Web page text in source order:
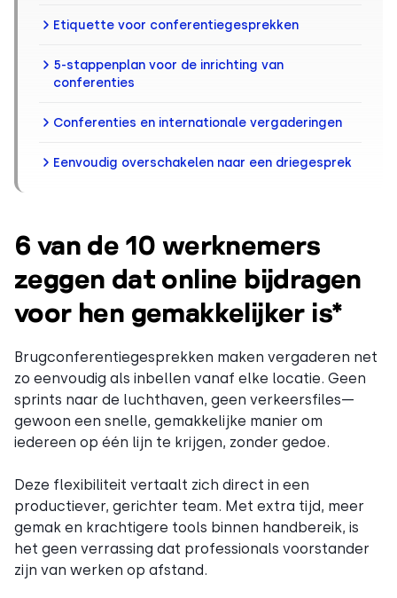
Etiquette voor conferentiegesprekken
5-stappenplan voor de inrichting van
conferenties
Conferenties en internationale vergaderingen
Eenvoudig overschakelen naar een driegesprek
6 van de 10 werknemers
zeggen dat online bijdragen
voor hen gemakkelijker is*
Brugconferentiegesprekken maken vergaderen net
zo eenvoudig als inbellen vanaf elke locatie. Geen
sprints naar de luchthaven, geen verkeersfiles—
gewoon een snelle, gemakkelijke manier om
iedereen op één lijn te krijgen, zonder gedoe.
Deze flexibiliteit vertaalt zich direct in een
productiever, gerichter team. Met extra tijd, meer
gemak en krachtigere tools binnen handbereik, is
het geen verrassing dat professionals voorstander
zijn van werken op afstand.